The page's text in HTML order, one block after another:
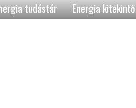
tudástár Energia kitekintő